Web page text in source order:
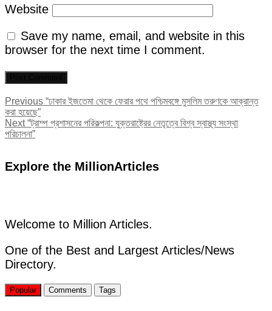
Website
Save my name, email, and website in this
browser for the next time I comment.
Post
navigation
Previous Previous
“ঢাকার ইজতেমা থেকে ফেরার পথে পশ্চিমবঙ্গে মুসলিম তরুণকে আক্রান্ত
করা হয়েছে”
Next Next
post:
“ট্রাম্প প্রশাসনের পরিকল্পনা: যুক্তরাষ্ট্রের নেতৃত্বে বিশ্ব স্বাস্থ্য সংস্থা
পরিচালনা”
Explore the MillionArticles
Welcome to Million Articles.
One of the Best and Largest Articles/News
Directory.
Popular Comments Tags